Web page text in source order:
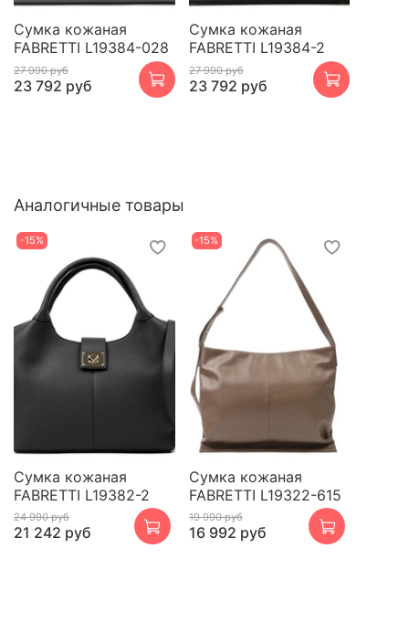
Сумка кожаная
FABRETTI L19384-028
27 990 руб
23 792 руб
Сумка кожаная
FABRETTI L19384-2
27 990 руб
23 792 руб
Аналогичные товары
-15%
Сумка кожаная
FABRETTI L19382-2
24 990 руб
21 242 руб
-15%
Сумка кожаная
FABRETTI L19322-615
19 990 руб
16 992 руб